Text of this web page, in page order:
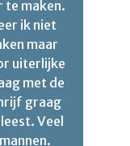
te maken.
ik niet
maar
uiterlijke
met de
graag
Veel